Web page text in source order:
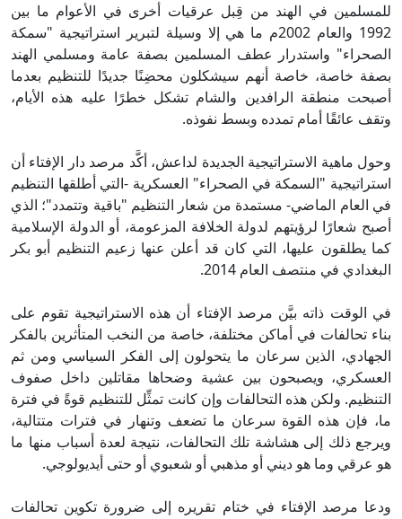
للمسلمين في الهند من قِبل عرقيات أخرى في الأعوام ما بين
1992 والعام 2002م ما هي إلا وسيلة لتبرير استراتيجية "سمكة
الصحراء" واستدرار عطف المسلمين بصفة عامة ومسلمي الهند
بصفة خاصة، خاصة أنهم سيشكلون محضِنًا جديدًا للتنظيم بعدما
أصبحت منطقة الرافدين والشام تشكل خطرًا عليه هذه الأيام،
وتقف عائقًا أمام تمدده وبسط نفوذه.
وحول ماهية الاستراتيجية الجديدة لداعش، أكَّد مرصد دار الإفتاء أن
استراتيجية "السمكة في الصحراء" العسكرية -التي أطلقها التنظيم
في العام الماضي- مستمدة من شعار التنظيم "باقية وتتمدد"؛ الذي
أصبح شعارًا لرؤيتهم لدولة الخلافة المزعومة، أو الدولة الإسلامية
كما يطلقون عليها، التي كان قد أعلن عنها زعيم التنظيم أبو بكر
البغدادي في منتصف العام 2014.
في الوقت ذاته بيَّن مرصد الإفتاء أن هذه الاستراتيجية تقوم على
بناء تحالفات في أماكن مختلفة، خاصة من النخب المتأثرين بالفكر
الجهادي، الذين سرعان ما يتحولون إلى الفكر السياسي ومن ثم
العسكري، ويصبحون بين عشية وضحاها مقاتلين داخل صفوف
التنظيم. ولكن هذه التحالفات وإن كانت تمثِّل للتنظيم قوةً في فترة
ما، فإن هذه القوة سرعان ما تضعف وتنهار في فترات متتالية،
ويرجع ذلك إلى هشاشة تلك التحالفات، نتيجة لعدة أسباب منها ما
هو عرقي وما هو ديني أو مذهبي أو شعبوي أو حتى أيديولوجي.
ودعا مرصد الإفتاء في ختام تقريره إلى ضرورة تكوين تحالفات